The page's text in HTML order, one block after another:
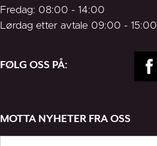
Fredag: 08:00 - 14:00
Lørdag etter avtale 09:00 - 15:00
FØLG OSS PÅ:
MOTTA NYHETER FRA OSS